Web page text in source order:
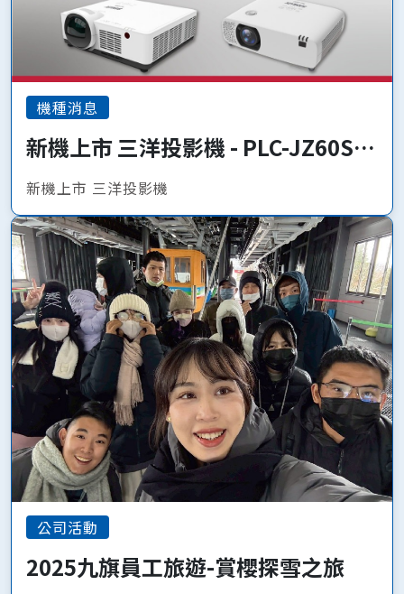
機種消息
新機上市 三洋投影機 - PLC-JZ60S、
PLC-JQ50
新機上市 三洋投影機
公司活動
2025九旗員工旅遊-賞櫻探雪之旅